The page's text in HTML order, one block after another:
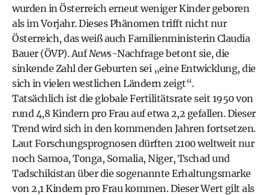
wurden in Österreich erneut weniger Kinder geboren
als im Vorjahr. Dieses Phänomen trifft nicht nur
Österreich, das weiß auch Familienministerin Claudia
Bauer (ÖVP). AufNews-Nachfrage betont sie, die
sinkende Zahl der Geburten sei „eine Entwicklung, die
sich in vielen westlichen Ländern zeigt“.
Tatsächlich ist die globale Fertilitätsrate seit 1950 von
rund 4,8 Kindern pro Frau auf etwa 2,2 gefallen. Dieser
Trend wird sich in den kommenden Jahren fortsetzen.
Laut Forschungsprognosen dürften 2100 weltweit nur
noch Samoa, Tonga, Somalia, Niger, Tschad und
Tadschikistan über die sogenannte Erhaltungsmarke
von 2,1 Kindern pro Frau kommen. Dieser Wert gilt als